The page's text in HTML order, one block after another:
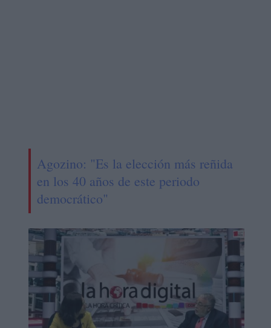
Agozino: "Es la elección más reñida
en los 40 años de este periodo
democrático"